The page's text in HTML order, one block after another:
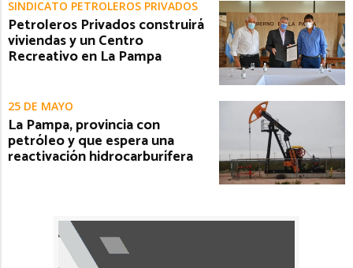
SINDICATO PETROLEROS PRIVADOS
Petroleros Privados construirá
viviendas y un Centro
Recreativo en La Pampa
25 DE MAYO
La Pampa, provincia con
petróleo y que espera una
reactivación hidrocarburífera